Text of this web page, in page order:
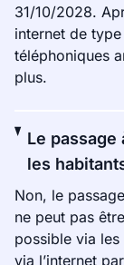
31/10/2028.
internet de
téléphoniques
plus.
Le
les
Non, le
ne peut pas
possible via
via l’internet